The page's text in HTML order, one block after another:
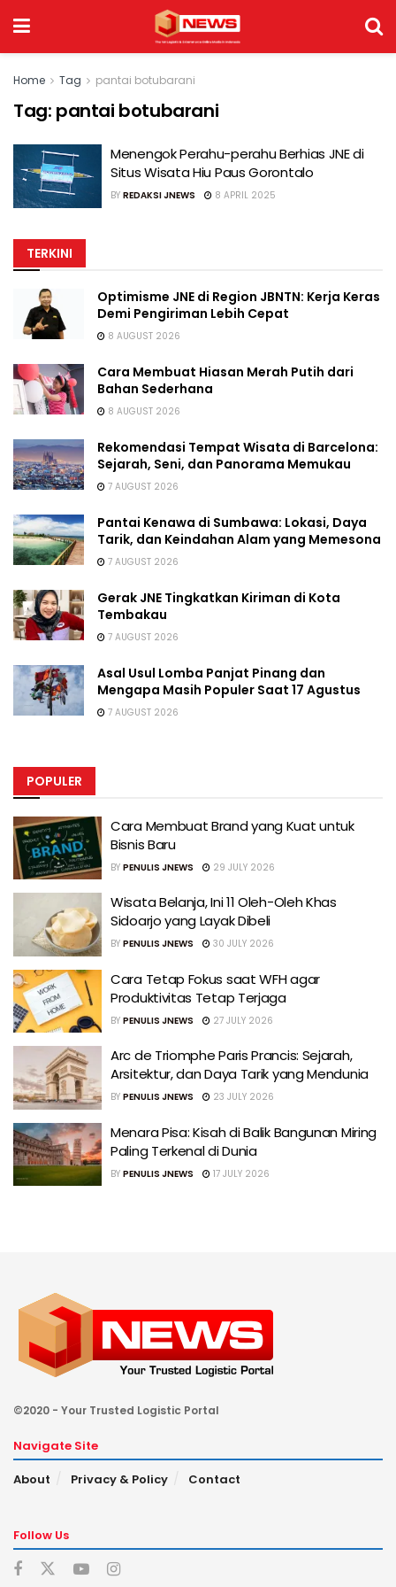
Home Tag pantai botubarani
Tag: pantai botubarani
Menengok Perahu-perahu Berhias JNE di
Situs Wisata Hiu Paus Gorontalo
BY REDAKSI JNEWS 8 APRIL 2025
TERKINI
Optimisme JNE di Region JBNTN: Kerja Keras
Demi Pengiriman Lebih Cepat
8 AUGUST 2026
Cara Membuat Hiasan Merah Putih dari
Bahan Sederhana
8 AUGUST 2026
Rekomendasi Tempat Wisata di Barcelona:
Sejarah, Seni, dan Panorama Memukau
7 AUGUST 2026
Pantai Kenawa di Sumbawa: Lokasi, Daya
Tarik, dan Keindahan Alam yang Memesona
7 AUGUST 2026
Gerak JNE Tingkatkan Kiriman di Kota
Tembakau
7 AUGUST 2026
Asal Usul Lomba Panjat Pinang dan
Mengapa Masih Populer Saat 17 Agustus
7 AUGUST 2026
POPULER
Cara Membuat Brand yang Kuat untuk
Bisnis Baru
BY PENULIS JNEWS 29 JULY 2026
Wisata Belanja, Ini 11 Oleh-Oleh Khas
Sidoarjo yang Layak Dibeli
BY PENULIS JNEWS 30 JULY 2026
Cara Tetap Fokus saat WFH agar
Produktivitas Tetap Terjaga
BY PENULIS JNEWS 27 JULY 2026
Arc de Triomphe Paris Prancis: Sejarah,
Arsitektur, dan Daya Tarik yang Mendunia
BY PENULIS JNEWS 23 JULY 2026
Menara Pisa: Kisah di Balik Bangunan Miring
Paling Terkenal di Dunia
BY PENULIS JNEWS 17 JULY 2026
©2020 - Your Trusted Logistic Portal
Navigate Site
About
Privacy & Policy Contact
Follow Us